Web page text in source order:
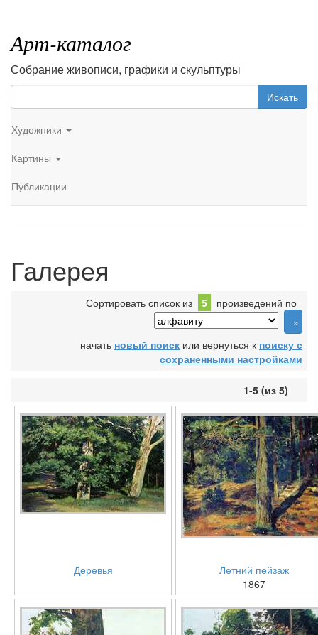
Арт-каталог
Собрание живописи, графики и скульптуры
Искать
Художники
Картины
Публикации
Галерея
Сортировать список из 5 произведений по
начать новый поиск или вернуться к поиску с
сохраненными настройками
1-5 (из 5)
Деревья
Летний пейзаж
1867